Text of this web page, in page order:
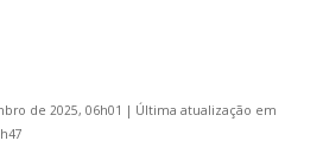
de 2025, 06h01 | Última atualização em